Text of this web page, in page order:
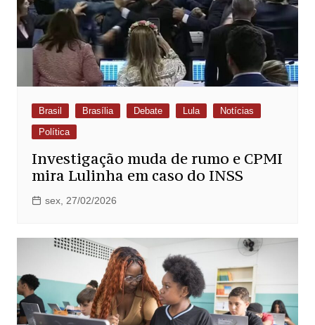
Brasil Brasília Debate Lula
Notícias
Política
Investigação muda de rumo e CPMI
mira Lulinha em caso do INSS
sex, 27/02/2026